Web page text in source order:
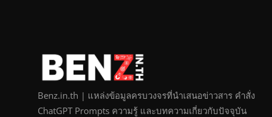
Benz.in.th | แหล่งข้อมูลครบวงจรที่นำเสนอข่าวสาร คำสั่ง
ChatGPT Prompts ความรู้ และบทความเกี่ยวกับปัจจุบัน